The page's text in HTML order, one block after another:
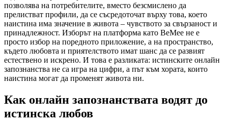
позволява на потребителите, вместо безсмислено да
прелистват профили, да се съсредоточат върху това, което
наистина има значение в живота – чувството за свързаност и
принадлежност. Изборът на платформа като BeMee не е
просто избор на поредното приложение, а на пространство,
където любовта и приятелството имат шанс да се развият
естествено и искрено. И това е разликата: истинските онлайн
запознанства не са игра на цифри, а път към хората, които
наистина могат да променят живота ни.
Как онлайн запознанствата водят до
истинска любов